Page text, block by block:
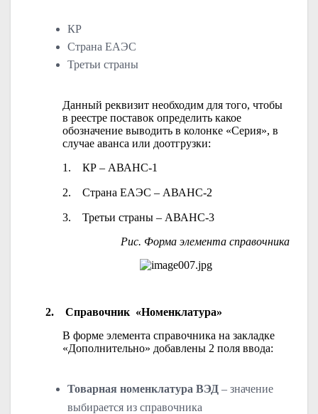
КР
Страна ЕАЭС
Третьи страны
Данный реквизит необходим для того, чтобы
в реестре поставок определить какое
обозначение выводить в колонке «Серия», в
случае аванса или доотгрузки:
1.
КР – АВАНС-1
2. Страна ЕАЭС – АВАНС-2
3.
Третьи страны – АВАНС-3
Рис. Форма элемента справочника
2.
Справочник «Номенклатура»
В форме элемента справочника на закладке
«Дополнительно» добавлены 2 поля ввода:
Товарная номенклатура ВЭД – значение
выбирается из справочника